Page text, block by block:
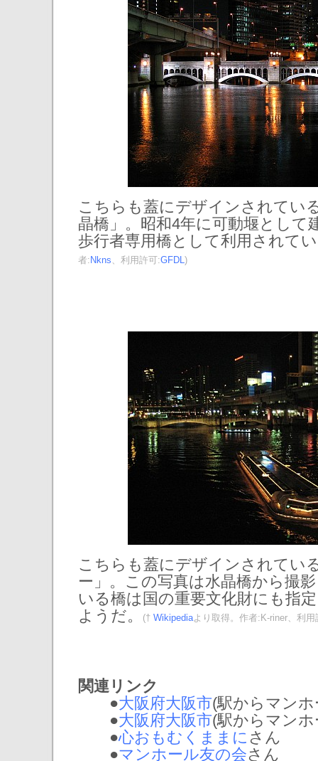
こちらも蓋にデザインされてい
晶橋」。昭和4年に可動堰として
歩行者専用橋として利用されて
者: Nkns 、利用許可:GFDL)
こちらも蓋にデザインされてい
ー」。この写真は水晶橋から撮
いる橋は国の重要文化財にも指
ようだ。
(† Wikipediaより取得。作者:K-riner、利用
関連リンク
●大阪府大阪市(駅からマンホ
●大阪府大阪市(駅からマンホ
●心おもむくままに さん
●マンホール友の会さん